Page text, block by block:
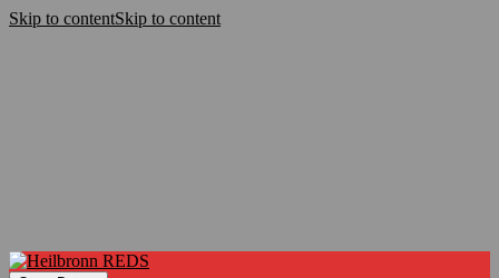
Skip to contentSkip to content